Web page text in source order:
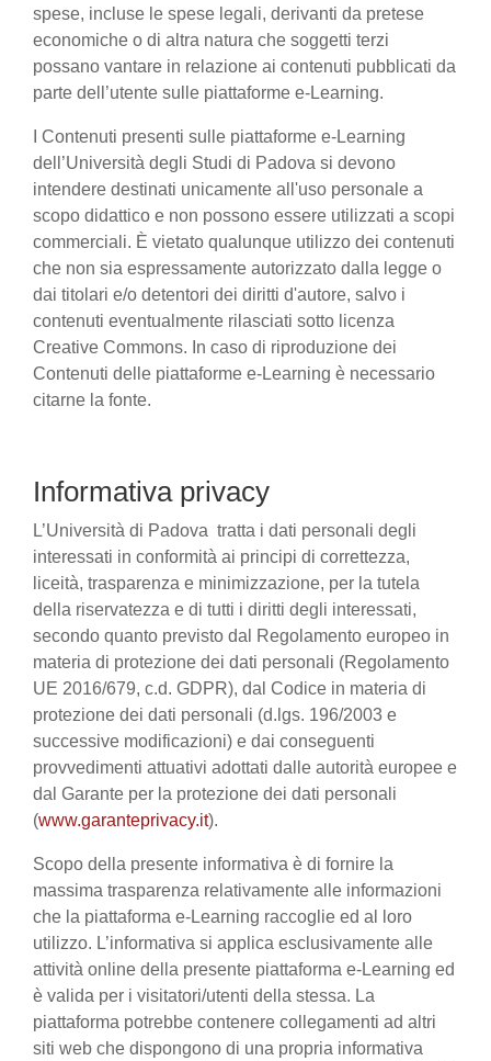
spese, incluse le spese legali, derivanti da pretese
economiche o di altra natura che soggetti terzi
possano vantare in relazione ai contenuti pubblicati da
parte dell’utente sulle piattaforme e-Learning.
I Contenuti presenti sulle piattaforme e-Learning
dell’Università degli Studi di Padova si devono
intendere destinati unicamente all'uso personale a
scopo didattico e non possono essere utilizzati a scopi
commerciali. È vietato qualunque utilizzo dei contenuti
che non sia espressamente autorizzato dalla legge o
dai titolari e/o detentori dei diritti d'autore, salvo i
contenuti eventualmente rilasciati sotto licenza
Creative Commons. In caso di riproduzione dei
Contenuti delle piattaforme e-Learning è necessario
citarne la fonte.
Informativa privacy
L’Università di Padova tratta i dati personali degli
interessati in conformità ai principi di correttezza,
liceità, trasparenza e minimizzazione, per la tutela
della riservatezza e di tutti i diritti degli interessati,
secondo quanto previsto dal Regolamento europeo in
materia di protezione dei dati personali (Regolamento
UE 2016/679, c.d. GDPR), dal Codice in materia di
protezione dei dati personali (d.lgs. 196/2003 e
successive modificazioni) e dai conseguenti
provvedimenti attuativi adottati dalle autorità europee e
dal Garante per la protezione dei dati personali
(www.garanteprivacy.it).
Scopo della presente informativa è di fornire la
massima trasparenza relativamente alle informazioni
che la piattaforma e-Learning raccoglie ed al loro
utilizzo. L’informativa si applica esclusivamente alle
attività online della presente piattaforma e-Learning ed
è valida per i visitatori/utenti della stessa. La
piattaforma potrebbe contenere collegamenti ad altri
siti web che dispongono di una propria informativa